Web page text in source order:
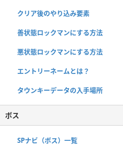
クリア後のやり込み要素
善状態ロックマンにする方法
悪状態ロックマンにする方法
エントリーネームとは？
タウンキーデータの入手場所
ボス
SPナビ（ボス）一覧